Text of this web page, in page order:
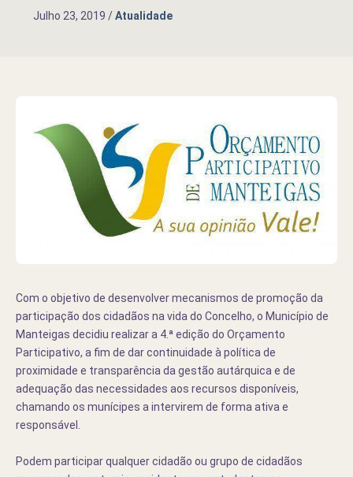
Julho 23, 2019 /Atualidade
Com o objetivo de desenvolver mecanismos de promoção da
participação dos cidadãos na vida do Concelho, o Município de
Manteigas decidiu realizar a 4.ª edição do Orçamento
Participativo, a fim de dar continuidade à política de
proximidade e transparência da gestão autárquica e de
adequação das necessidades aos recursos disponíveis,
chamando os munícipes a intervirem de forma ativa e
responsável.
Podem participar qualquer cidadão ou grupo de cidadãos